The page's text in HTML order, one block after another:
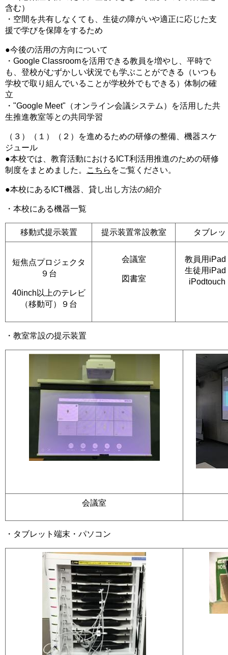
含む）
・空間を共有しなくても、生徒の障がいや適正に応じた支
援で学びを保障をするため
●今後の活用の方向について
・Google Classroomを活用できる教員を増やし、平時で
も、登校がむずかしい状況でも学ぶことができる（いつも
学校で取り組んでいることが学校外でもできる）体制の確
立
・"Google Meet"（オンライン会議システム）を活用した共
生推進教室等との共同学習
（３）（１）（２）を進めるための研修の整備、機器スケ
ジュール
●本校では、教育活動におけるICT利活用推進のための研修
制度をまとめました。
こちら をご覧ください。
●本校にあるICT機器、貸し出し方法の紹介
・本校にある機器一覧
移動式提示装置 提示装置常設教室 タブレ
短焦点プロジェクタ
９台
40inch以上のテレビ
（移動可）９台
会議室
図書室
教員用
生徒用iPad
・教室常設の提示装置
会議室
・タブレット端末・パソコン